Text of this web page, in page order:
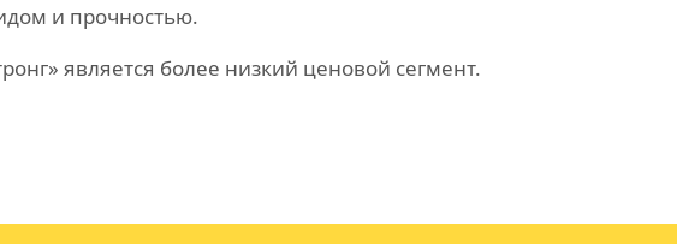
и прочностью.
является более низкий ценовой сегмент.